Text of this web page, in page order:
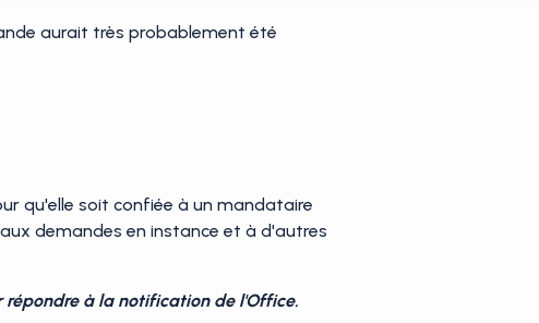
aurait très probablement été
qu'elle soit confiée à un mandataire
demandes en instance et à d'autres
répondre à la notification de l'Office.